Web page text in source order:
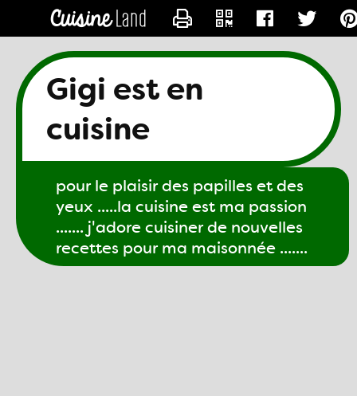
Gigi est en
cuisine
pour le plaisir des papilles et des
yeux .....la cuisine est ma passion
....... j'adore cuisiner de nouvelles
recettes pour ma maisonnée .......
CONTACTER GIGI61